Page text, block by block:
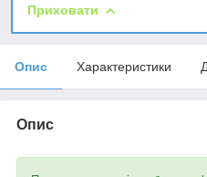
Приховати
Опис Характеристики
Опис